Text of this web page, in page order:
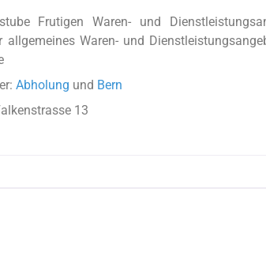
Frutigen Waren- und
allgemeines Waren- und
Abholung und Bern
13